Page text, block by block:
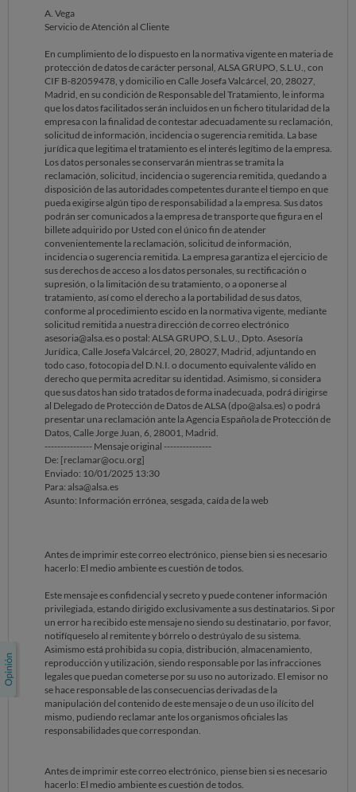
A. Vega
Servicio de Atención al Cliente
En cumplimiento de lo dispuesto en la normativa vigente en materia de
protección de datos de carácter personal, ALSA GRUPO, S.L.U., con
CIF B-82059478, y domicilio en Calle Josefa Valcárcel, 20, 28027,
Madrid, en su condición de Responsable del Tratamiento, le informa
que los datos facilitados serán incluidos en un fichero titularidad de la
empresa con la finalidad de contestar adecuadamente su reclamación,
solicitud de información, incidencia o sugerencia remitida. La base
jurídica que legitima el tratamiento es el interés legítimo de la empresa.
Los datos personales se conservarán mientras se tramita la
reclamación, solicitud, incidencia o sugerencia remitida, quedando a
disposición de las autoridades competentes durante el tiempo en que
pueda exigirse algún tipo de responsabilidad a la empresa. Sus datos
podrán ser comunicados a la empresa de transporte que figura en el
billete adquirido por Usted con el único fin de atender
convenientemente la reclamación, solicitud de información,
incidencia o sugerencia remitida. La empresa garantiza el ejercicio de
sus derechos de acceso a los datos personales, su rectificación o
supresión, o la limitación de su tratamiento, o a oponerse al
tratamiento, así como el derecho a la portabilidad de sus datos,
conforme al procedimiento escido en la normativa vigente, mediante
solicitud remitida a nuestra dirección de correo electrónico
asesoria@alsa.es o postal: ALSA GRUPO, S.L.U., Dpto. Asesoría
Jurídica, Calle Josefa Valcárcel, 20, 28027, Madrid, adjuntando en
todo caso, fotocopia del D.N.I. o documento equivalente válido en
derecho que permita acreditar su identidad. Asimismo, si considera
que sus datos han sido tratados de forma inadecuada, podrá dirigirse
al Delegado de Protección de Datos de ALSA (dpo@alsa.es) o podrá
presentar una reclamación ante la Agencia Española de Protección de
Datos, Calle Jorge Juan, 6, 28001, Madrid.
--------------- Mensaje original ---------------
De: [reclamar@ocu.org]
Enviado: 10/01/2025 13:30
Para: alsa@alsa.es
Asunto: Información errónea, sesgada, caída de la web
Antes de imprimir este correo electrónico, piense bien si es necesario
hacerlo: El medio ambiente es cuestión de todos.
Este mensaje es confidencial y secreto y puede contener información
privilegiada, estando dirigido exclusivamente a sus destinatarios. Si por
un error ha recibido este mensaje no siendo su destinatario, por favor,
notifíqueselo al remitente y bórrelo o destrúyalo de su sistema.
Asimismo está prohibida su copia, distribución, almacenamiento,
reproducción y utilización, siendo responsable por las infracciones
legales que puedan cometerse por su uso no autorizado. El emisor no
se hace responsable de las consecuencias derivadas de la
manipulación del contenido de este mensaje o de un uso ilícito del
mismo, pudiendo reclamar ante los organismos oficiales las
responsabilidades que correspondan.
Antes de imprimir este correo electrónico, piense bien si es necesario
hacerlo: El medio ambiente es cuestión de todos.